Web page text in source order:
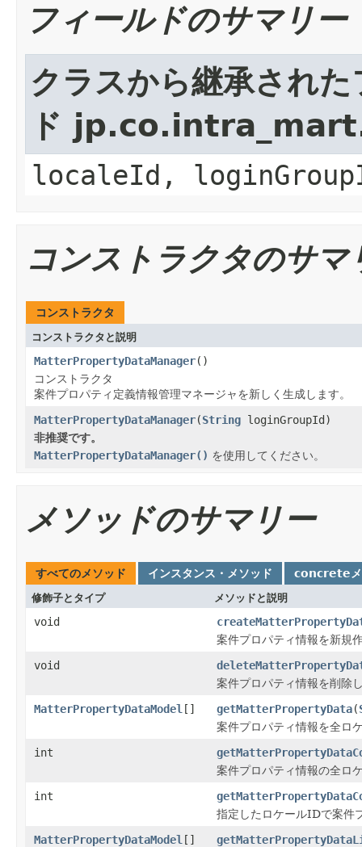
フィールドのサマリー
クラスから継承された
ド
localeId,
コンストラクタのサマ
コンストラクタ
コンストラクタと説明
MatterPropertyDataManager()
コンストラクタ
案件プロパティ定義情報管理マネージャを新しく生成します。
MatterPropertyDataManager(String loginGroupId)
非推奨です。
MatterPropertyDataManager() を使用してください。
メソッドのサマリー
すべてのメソッド インスタンス・メソッド concreteメ
修飾子とタイプ メソッドと説明
void
案件プロパティ情報を新規
void
案件プロパティ情報を削除
MatterPropertyDataModel [] getMatterPropertyData(
案件プロパティ情報を全ロ
int
案件プロパティ情報の全ロ
int
指定したロケールIDで案件
MatterPropertyDataModel []